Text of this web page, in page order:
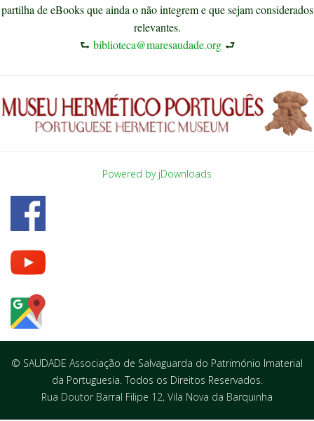
partilha de eBooks que ainda o não integrem e que sejam considerados
relevantes.
⮑ biblioteca@maresaudade.org⮐
Powered by jDownloads
© SAUDADE Associação de Salvaguarda do Património Imaterial
da Portuguesia. Todos os Direitos Reservados.
Rua Doutor Barral Filipe 12, Vila Nova da Barquinha